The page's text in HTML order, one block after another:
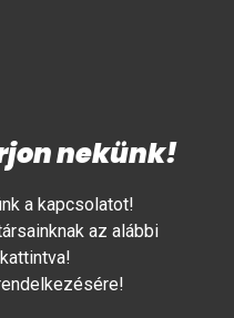
nekünk!
a kapcsolatot!
az alábbi